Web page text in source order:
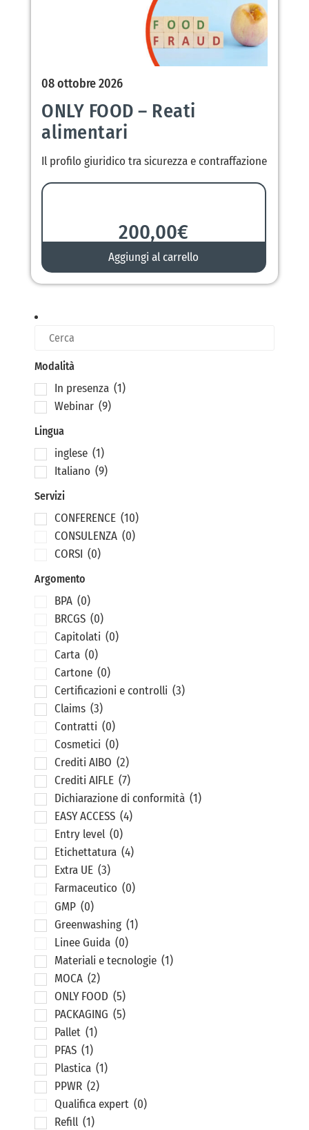
08 ottobre 2026
ONLY FOOD – Reati
alimentari
Il profilo giuridico tra sicurezza e contraffazione
200,00€
Aggiungi al carrello
Modalità
In presenza (1)
Webinar (9)
Lingua
inglese (1)
Italiano (9)
Servizi
CONFERENCE (10)
CONSULENZA (0)
CORSI (0)
Argomento
BPA (0)
BRCGS (0)
Capitolati (0)
Carta (0)
Cartone (0)
Certificazioni e controlli (3)
Claims (3)
Contratti (0)
Cosmetici (0)
Crediti AIBO (2)
Crediti AIFLE (7)
Dichiarazione di conformità (1)
EASY ACCESS (4)
Entry level (0)
Etichettatura (4)
Extra UE (3)
Farmaceutico (0)
GMP (0)
Greenwashing (1)
Linee Guida (0)
Materiali e tecnologie (1)
MOCA (2)
ONLY FOOD (5)
PACKAGING (5)
Pallet (1)
PFAS (1)
Plastica (1)
PPWR (2)
Qualifica expert (0)
Refill (1)